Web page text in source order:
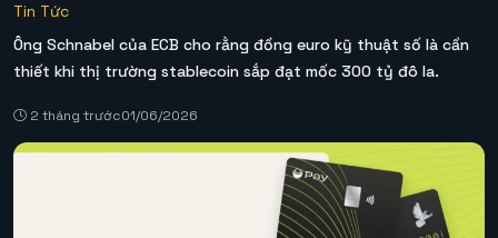
Tin Tức
Ông Schnabel của ECB cho rằng đồng euro kỹ thuật số là cần
thiết khi thị trường stablecoin sắp đạt mốc 300 tỷ đô la.
2 tháng trước01/06/2026